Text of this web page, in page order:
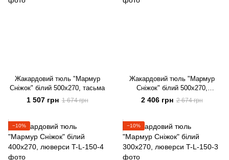
Жакардовий тюль "Мармур
Сніжок" білий 500х270, тасьма
1 507 грн 1 674 грн
Жакардовий тюль "Мармур
Сніжок" білий 500х270,
люверси
2 406 грн 2 674 грн
−10% −10%